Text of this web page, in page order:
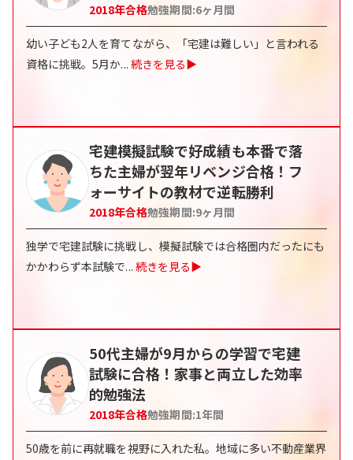
2018年合格勉強期間:6ヶ月間
幼い子ども2人を育てながら、「宅建は難しい」と言われる
資格に挑戦。5月か... 続きを見る▶
宅建模擬試験で好成績も本番で落
ちた主婦が翌年リベンジ合格！フ
ォーサイトの教材で逆転勝利
2018年合格勉強期間:9ヶ月間
独学で宅建試験に挑戦し、模擬試験では合格圏内だったにも
かかわらず本試験で... 続きを見る▶
50代主婦が9月からの学習で宅建
試験に合格！家事と両立した効率
的勉強法
2018年合格勉強期間:1年間
50歳を前に再就職を視野に入れた私。地域に多い不動産業界